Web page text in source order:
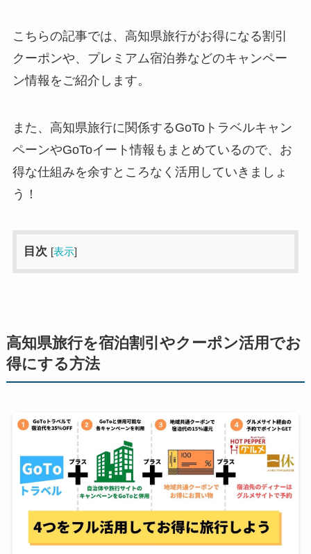
こちらの記事では、高知県旅行がお得になる割引
クーポンや、プレミアム宿泊券などのキャンペー
ン情報をご紹介します。
また、高知県旅行に関係するGoToトラベルキャン
ペーンやGoToイート情報もまとめているので、お
得な仕組みを余すところなく活用していきましょ
う！
目次 [表示]
高知県旅行を宿泊割引やクーポン活用でお
得にする方法